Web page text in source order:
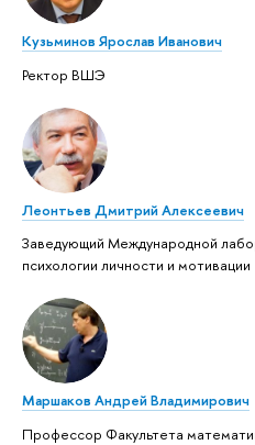
Кузьминов Ярослав Иванович
Ректор ВШЭ
Леонтьев Дмитрий Алексеевич
Заведующий Международной
психологии личности и мотивации
Маршаков Андрей Владимирович
Профессор Факультета